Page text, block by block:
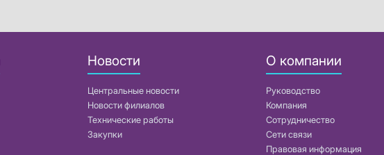
Новости
Центральные новости
Новости филиалов
Технические работы
Закупки
О компании
Руководство
Компания
Сотрудничество
Сети связи
Правовая информация